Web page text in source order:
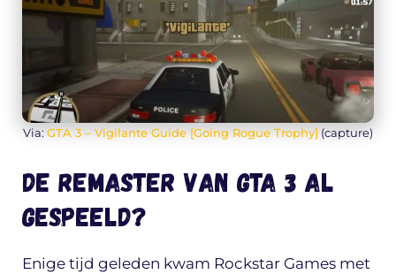
Via: GTA 3 – Vigilante Guide [Going Rogue Trophy] (capture)
De remaster van GTA 3 al
gespeeld?
Enige tijd geleden kwam Rockstar Games met